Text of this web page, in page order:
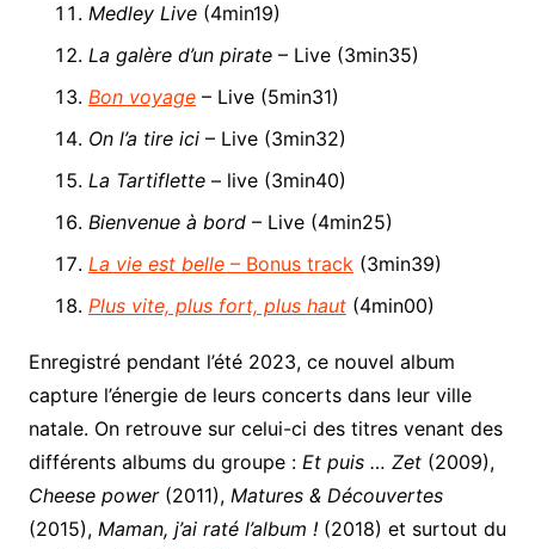
Medley Live(4min19)
La galère d’un pirate– Live (3min35)
Bon voyage– Live (5min31)
On l’a tire ici– Live (3min32)
La Tartiflette– live (3min40)
Bienvenue à bord– Live (4min25)
La vie est belle– Bonus track(3min39)
Plus vite, plus fort, plus haut(4min00)
Enregistré pendant l’été 2023, ce nouvel album
capture l’énergie de leurs concerts dans leur ville
natale. On retrouve sur celui-ci des titres venant des
différents albums du groupe : Et puis … Zet(2009),
Cheese power(2011), Matures & Découvertes
(2015), Maman, j’ai raté l’album !(2018) et surtout du